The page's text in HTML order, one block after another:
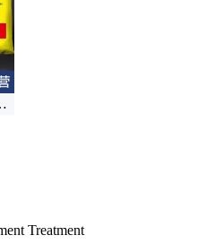
有限公司
Treatment